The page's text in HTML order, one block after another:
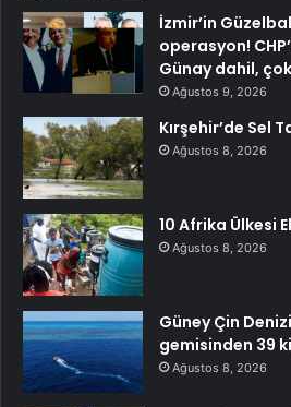
İzmir’in
operasyon!
Günay dahil,
Ağustos 9, 2026
Kırşehir’de Sel
Ağustos 8, 2026
10 Afrika Ülkesi
Ağustos 8, 2026
Güney Çin
gemisinden 39
Ağustos 8, 2026